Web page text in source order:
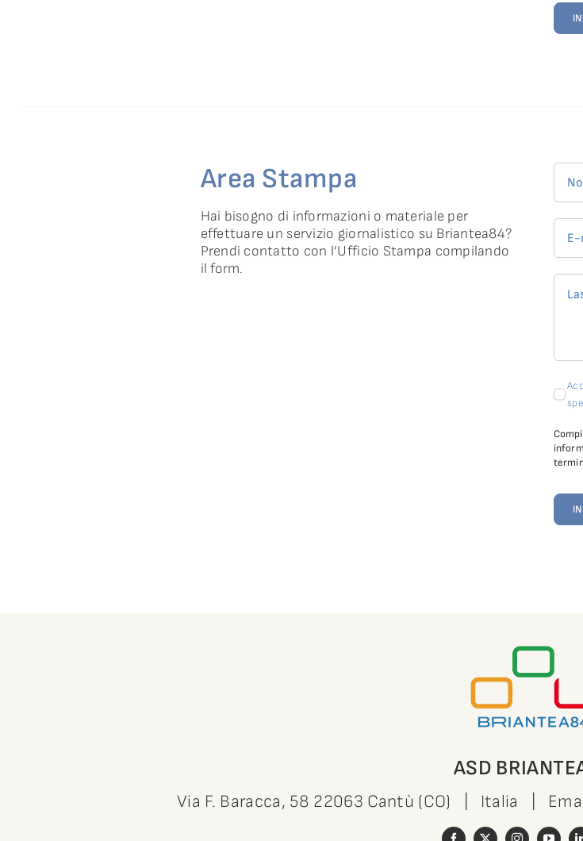
Area Stampa
Hai bisogno di informazioni o materiale per
effettuare un servizio giornalistico su Briantea84?
Prendi contatto con l’Ufficio Stampa compilando
il form.
ASD
Via F. Baracca, 58 22063 Cantù (CO) | Italia |